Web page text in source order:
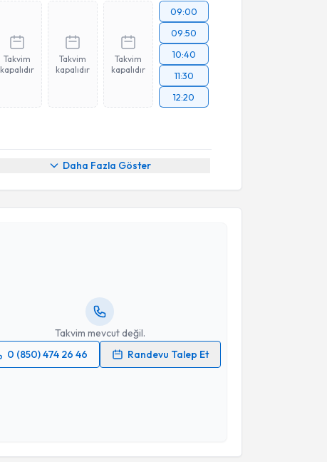
Takvim
kapalıdır
Takvim
kapalıdır
Takvim
kapalıdır
09:00
09:50
10:40
11:30
12:20
Daha Fazla Göster
Takvim mevcut değil.
0 (850) 474 26 46
Randevu Talep Et